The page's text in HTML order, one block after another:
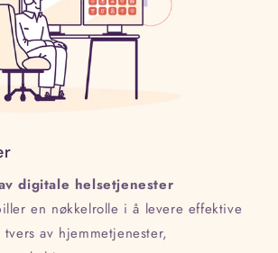
digitale helsetjenester
en nøkkelrolle i å levere effektive
av hjemmetjenester,